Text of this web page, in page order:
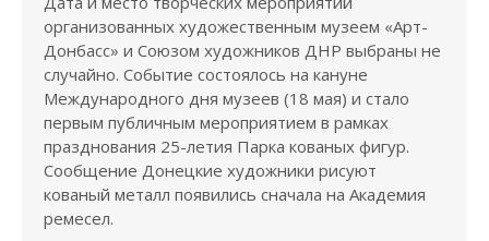
организованных художественным музеем «Арт-
Донбасс» и Союзом художников ДНР выбраны не
случайно. Событие состоялось на кануне
Международного дня музеев (18 мая) и стало
первым публичным мероприятием в рамках
празднования 25-летия Парка кованых фигур.
Сообщение Донецкие художники рисуют
кованый металл появились сначала на Академия
ремесел.